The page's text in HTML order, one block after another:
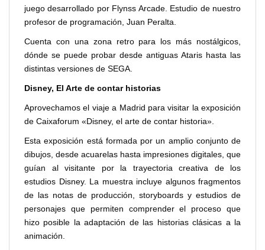
juego desarrollado por Flynss Arcade. Estudio de nuestro
profesor de programación, Juan Peralta.
Cuenta con una zona retro para los más nostálgicos,
dónde se puede probar desde antiguas Ataris hasta las
distintas versiones de SEGA.
Disney, El Arte de contar historias
Aprovechamos el viaje a Madrid para visitar la exposición
de Caixaforum «Disney, el arte de contar historia».
Esta exposición está formada por un amplio conjunto de
dibujos, desde acuarelas hasta impresiones digitales, que
guían al visitante por la trayectoria creativa de los
estudios Disney. La muestra incluye algunos fragmentos
de las notas de producción, storyboards y estudios de
personajes que permiten comprender el proceso que
hizo posible la adaptación de las historias clásicas a la
animación.